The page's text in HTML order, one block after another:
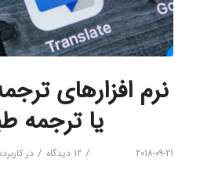
نرم‌ افزارهای
یا ترجمه
2018-09-21
/ 12 دیدگاه / در